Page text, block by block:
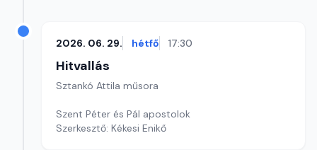
2026. 06. 29. hétfő 17:30
Hitvallás
Sztankó Attila műsora
Szent Péter és Pál apostolok
Szerkesztő: Kékesi Enikő